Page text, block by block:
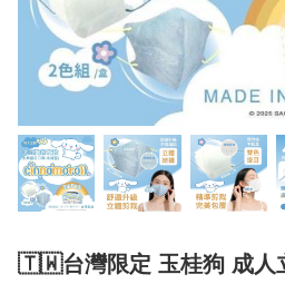
🇹🇼台灣限定 玉桂狗 成人